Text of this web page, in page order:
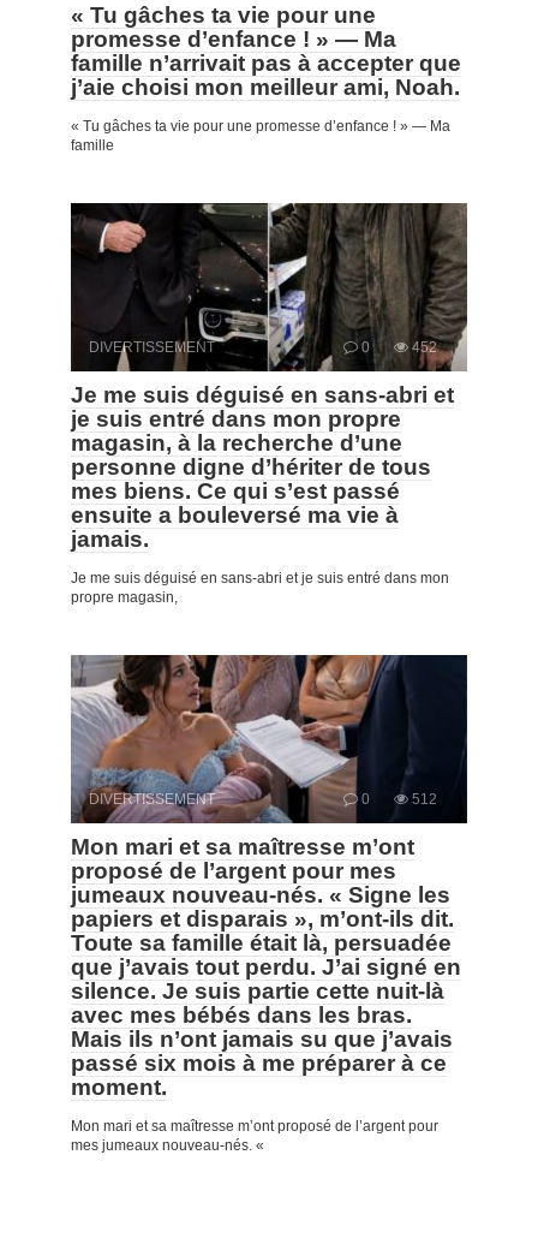
« Tu gâches ta vie pour une
promesse d’enfance ! » — Ma
famille n’arrivait pas à accepter que
j’aie choisi mon meilleur ami, Noah.
« Tu gâches ta vie pour une promesse d’enfance ! » — Ma
famille
DIVERTISSEMENT 0 452
Je me suis déguisé en sans-abri et
je suis entré dans mon propre
magasin, à la recherche d’une
personne digne d’hériter de tous
mes biens. Ce qui s’est passé
ensuite a bouleversé ma vie à
jamais.
Je me suis déguisé en sans-abri et je suis entré dans mon
propre magasin,
DIVERTISSEMENT 0 512
Mon mari et sa maîtresse m’ont
proposé de l’argent pour mes
jumeaux nouveau-nés. « Signe les
papiers et disparais », m’ont-ils dit.
Toute sa famille était là, persuadée
que j’avais tout perdu. J’ai signé en
silence. Je suis partie cette nuit-là
avec mes bébés dans les bras.
Mais ils n’ont jamais su que j’avais
passé six mois à me préparer à ce
moment.
Mon mari et sa maîtresse m’ont proposé de l’argent pour
mes jumeaux nouveau-nés. «